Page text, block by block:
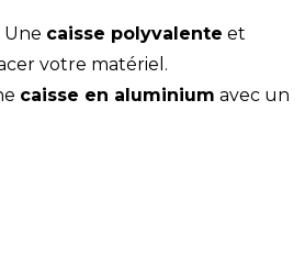
Une caisse polyvalente et
votre matériel.
caisse en aluminium avec un